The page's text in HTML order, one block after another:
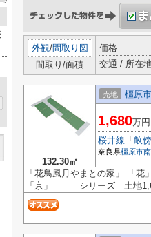
外観/間取り図
間取り/面積
価格
交通 / 所在
132.30㎡
売地 橿原
1,680万円
桜井線 「 畝傍
奈良県橿原市
「花鳥風月やまとの家」 「
「京」 シリーズ 土地